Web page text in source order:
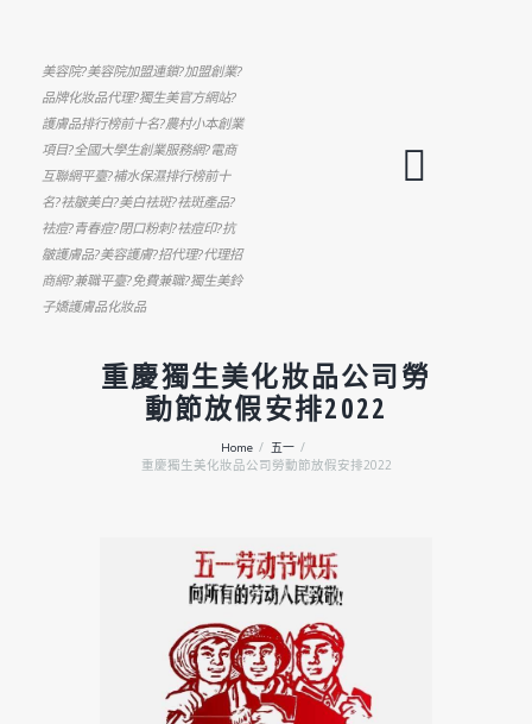
美容院?美容院加盟連鎖?加盟創業?
品牌化妝品代理?獨生美官方網站?
護膚品排行榜前十名?農村小本創業
項目?全國大學生創業服務網?電商
互聯網平臺?補水保濕排行榜前十
名?祛皺美白?美白祛斑?祛斑產品?
祛痘?青春痘?閉口粉刺?祛痘印?抗
皺護膚品?美容護膚?招代理?代理招
商網?兼職平臺?免費兼職?獨生美鈴
子嬌護膚品化妝品
重慶獨生美化妝品公司勞
動節放假安排2022
Home
五一
重慶獨生美化妝品公司勞動節放假安排2022